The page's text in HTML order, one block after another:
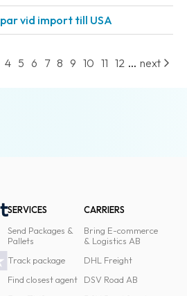
vid import till USA
4 5 6 7 8 9 10 11 12 ... next
SERVICES
Send Packages &
Pallets
Track package
Find closest agent
CARRIERS
Bring E-commerce
& Logistics AB
DHL Freight
DSV Road AB